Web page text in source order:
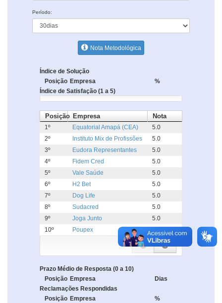
Período:
Nota Metodológica
Índice de Solução
Posição Empresa
%
Índice de Satisfação (1 a 5)
Posição Empresa Nota
1º Equatorial Amapá (CEA)
5.0
2º
Instituto Mix de Profissões
5.0
3º
Eudora Representantes
5.0
4º
Fidem Cred
5.0
5º
Vale Saúde
5.0
6º
H2 Bet
5.0
7º
Dog Life
5.0
8º
Sudacred
5.0
9º
Joga Junto
5.0
10º
Poupex
Prazo Médio de Resposta (0 a 10)
Posição Empresa
Dias
Reclamações Respondidas
Posição Empresa %